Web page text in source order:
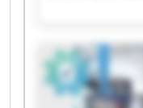
Maschinen-
Maschinen-
GmbH SK
Maschinen-
GmbH SK